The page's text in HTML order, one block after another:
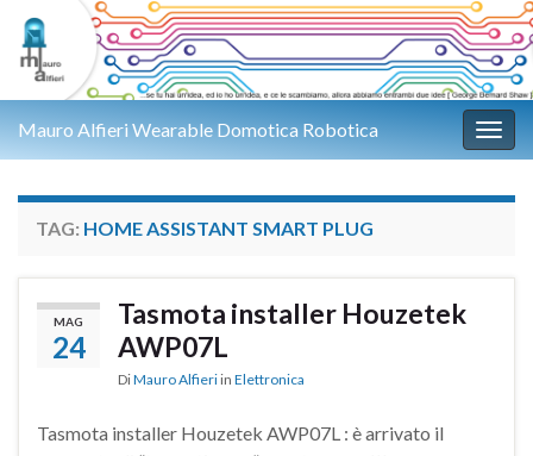
Mauro Alfieri Wearable Domotica Robotica
TAG: HOME ASSISTANT SMART PLUG
MAG
24
Tasmota installer Houzetek
AWP07L
DiMauro Alfieri in Elettronica
Tasmota installer Houzetek AWP07L : è arrivato il